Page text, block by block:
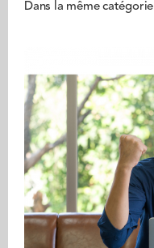
Dans la même catégorie